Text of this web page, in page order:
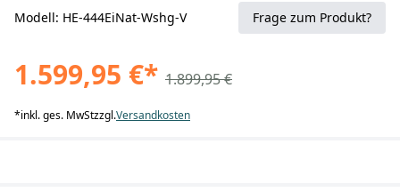
Modell: HE-444EiNat-Wshg-V Frage zum Produkt?
1.599,95 €* 1.899,95 €
*inkl. ges. MwStzzgl.Versandkosten